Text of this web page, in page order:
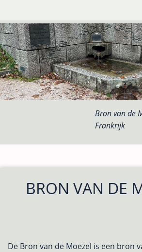
naar
de
inhoud
gaan
Bron van de
Frankrijk
BRON VAN DE
De Bron van de Moezel is een bron